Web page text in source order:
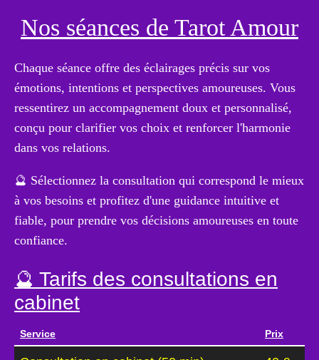
Nos séances de Tarot Amour
Chaque séance offre des éclairages précis sur vos
émotions, intentions et perspectives amoureuses. Vous
ressentirez un accompagnement doux et personnalisé,
conçu pour clarifier vos choix et renforcer l'harmonie
dans vos relations.
🔮 Sélectionnez la consultation qui correspond le mieux
à vos besoins et profitez d'une guidance intuitive et
fiable, pour prendre vos décisions amoureuses en toute
confiance.
🔮 Tarifs des consultations en
cabinet
Service Prix